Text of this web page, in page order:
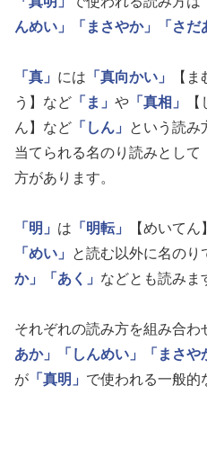
んめい」
「まさやか」 「さだ
「真」 には 「真向かい」 【ま
う】など 「ま」 や 「真相」
ん】など 「しん」
という読み
当てられる名のり読みとして
方があります。
「明」 は 「明転」 【めいてん】
「めい」
と読む以外に名のり
か」
「あく」 などとも読みま
それぞれの読み方を組み合わ
あか」
「しんめい」 「まさや
が 「真明」 で使われる一般的